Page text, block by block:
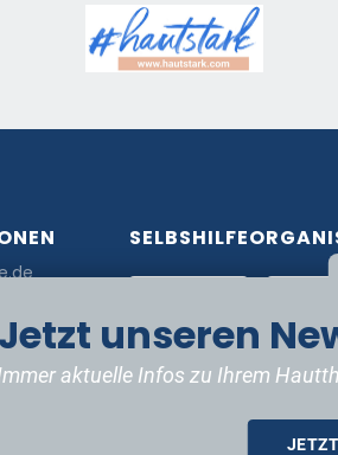
Jetzt unseren
aktuelle Infos zu Ihrem